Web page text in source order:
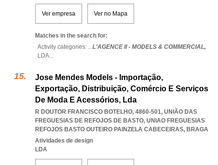
Ver empresa Ver no Mapa
Matches in the search for:
Activity categories: ...L'AGENCE II - MODELS & COMMERCIAL,
LDA...
Jose Mendes Models - Importação,
Exportação, Distribuição, Comércio E Serviços
De Moda E Acessórios, Lda
R DOUTOR FRANCISCO BOTELHO, 4860-501, UNIÃO DAS
FREGUESIAS DE REFOJOS DE BASTO, UNIAO FREGUESIAS
REFOJOS BASTO OUTEIRO PAINZELA CABECEIRAS, BRAGA
Atividades de design
LDA